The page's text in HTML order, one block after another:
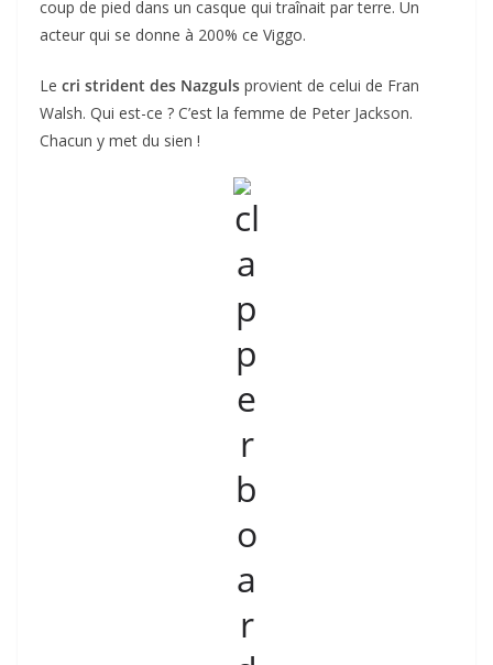
coup de pied dans un casque qui traînait par terre. Un
acteur qui se donne à 200% ce Viggo.
Le cri strident des Nazguls provient de celui de Fran
Walsh. Qui est-ce ? C’est la femme de Peter Jackson.
Chacun y met du sien !